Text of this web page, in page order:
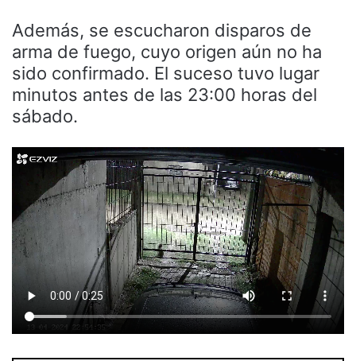
Además, se escucharon disparos de
arma de fuego, cuyo origen aún no ha
sido confirmado. El suceso tuvo lugar
minutos antes de las 23:00 horas del
sábado.